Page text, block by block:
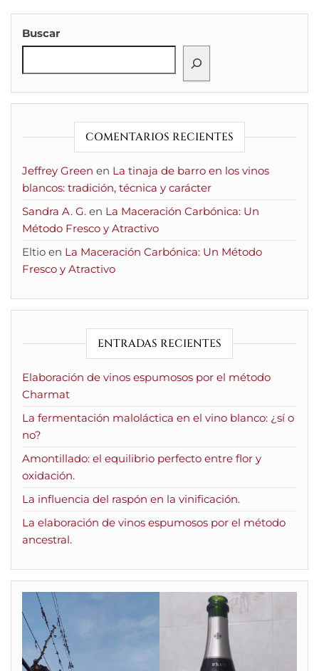
Buscar
COMENTARIOS RECIENTES
Jeffrey Green en La tinaja de barro en los vinos
blancos: tradición, técnica y carácter
Sandra A. G. en La Maceración Carbónica: Un
Método Fresco y Atractivo
Eltio en La Maceración Carbónica: Un Método
Fresco y Atractivo
ENTRADAS RECIENTES
Elaboración de vinos espumosos por el método
Charmat
La fermentación maloláctica en el vino blanco: ¿sí o
no?
Amontillado: el equilibrio perfecto entre flor y
oxidación.
La influencia del raspón en la vinificación.
La elaboración de vinos espumosos por el método
ancestral.